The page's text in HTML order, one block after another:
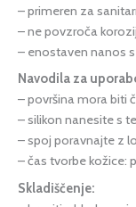
– primeren za
– ne povzroča
– enostaven nanos
Navodila za
– površina mora biti
– silikon nanesite s
– spoj poravnajte z
– čas tvorbe kožice:
Skladiščenje: